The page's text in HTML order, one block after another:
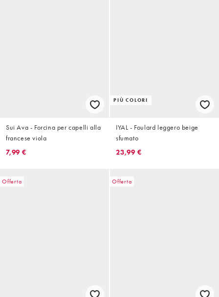
Sui Ava - Forcina per capelli alla
francese viola
7,99 €
PIÙ COLORI
IYAL - Foulard leggero beige
sfumato
23,99 €
Offerta Offerta